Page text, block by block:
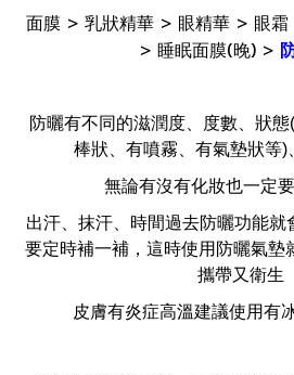
面膜 > 乳狀精華 > 眼精華 > 眼
> 睡眠面膜(晚) >
防曬有不同的滋潤度、度數、狀
棒狀、有噴霧、有氣墊狀等)
無論有沒有化妝也一定要
出汗、抹汗、時間過去防曬功能就
要定時補一補，這時使用防曬氣墊
攜帶又衛生
皮膚有炎症高溫建議使用有